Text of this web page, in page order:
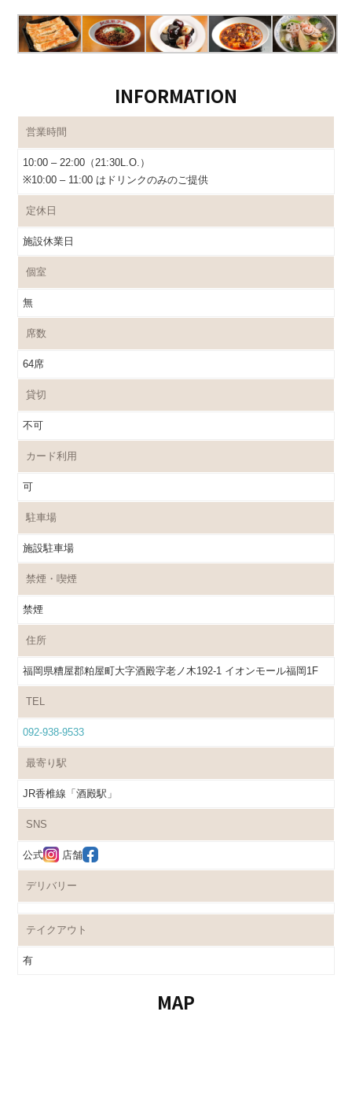
INFORMATION
営業時間
10:00 – 22:00（21:30L.O.）
※10:00 – 11:00 はドリンクのみのご提供
定休日
施設休業日
個室
無
席数
64席
貸切
不可
カード利用
可
駐車場
施設駐車場
禁煙・喫煙
禁煙
住所
福岡県糟屋郡粕屋町大字酒殿字老ノ木192-1 イオンモール福岡1F
TEL
092-938-9533
最寄り駅
JR香椎線「酒殿駅」
SNS
公式 店舗
デリバリー
テイクアウト
有
MAP